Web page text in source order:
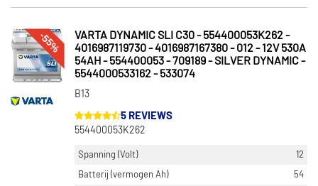
-55%
VARTA DYNAMIC SLI C30 - 554400053K262 -
4016987119730 - 4016987167380 - 012 - 12V 530A
54AH - 554400053 - 709189 - SILVER DYNAMIC -
5544000533162 - 533074
B13
5 REVIEWS
554400053K262
Spanning (Volt)
12
Batterij (vermogen Ah)
54